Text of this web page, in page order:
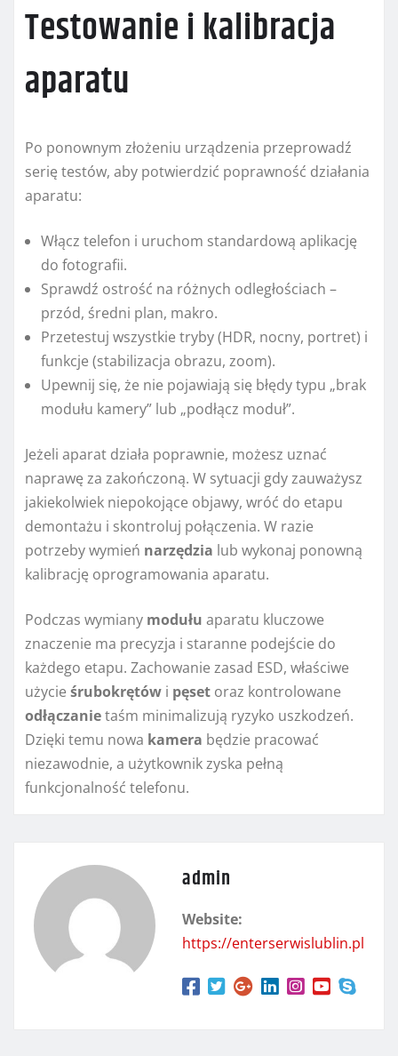
Testowanie i kalibracja
aparatu
Po ponownym złożeniu urządzenia przeprowadź
serię testów, aby potwierdzić poprawność działania
aparatu:
Włącz telefon i uruchom standardową aplikację
do fotografii.
Sprawdź ostrość na różnych odległościach –
przód, średni plan, makro.
Przetestuj wszystkie tryby (HDR, nocny, portret) i
funkcje (stabilizacja obrazu, zoom).
Upewnij się, że nie pojawiają się błędy typu „brak
modułu kamery” lub „podłącz moduł”.
Jeżeli aparat działa poprawnie, możesz uznać
naprawę za zakończoną. W sytuacji gdy zauważysz
jakiekolwiek niepokojące objawy, wróć do etapu
demontażu i skontroluj połączenia. W razie
potrzeby wymień narzędzia lub wykonaj ponowną
kalibrację oprogramowania aparatu.
Podczas wymiany modułu aparatu kluczowe
znaczenie ma precyzja i staranne podejście do
każdego etapu. Zachowanie zasad ESD, właściwe
użycie śrubokrętów i pęset oraz kontrolowane
odłączanietaśm minimalizują ryzyko uszkodzeń.
Dzięki temu nowa kamera będzie pracować
niezawodnie, a użytkownik zyska pełną
funkcjonalność telefonu.
admin
Website:
https://enterserwislublin.pl